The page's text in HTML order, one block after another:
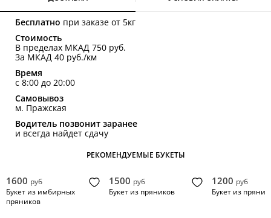
Бесплатно при заказе от 5кг
Стоимость
В пределах МКАД 750 руб.
За МКАД 40 руб./км
Время
с 8:00 до 20:00
Самовывоз
м. Пражская
Водитель позвонит заранее
и всегда найдет сдачу
РЕКОМЕНДУЕМЫЕ БУКЕТЫ
1600 руб
Букет из имбирных
пряников
1500 руб
Букет из пряников
1200 руб
Букет из